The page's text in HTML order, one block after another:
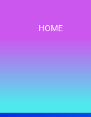
HOME